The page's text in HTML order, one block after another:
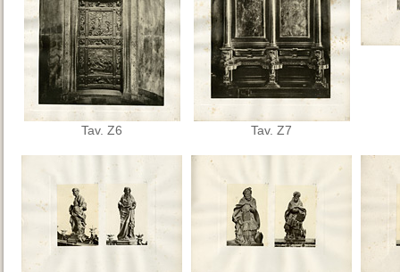
Tav. Z6 Tav. Z7